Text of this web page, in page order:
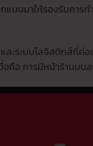
แบบมาให้รองรับกา
ะระบบโลจิสติกส์ที่ค่อ
อ การมีหน้าร้านบนล